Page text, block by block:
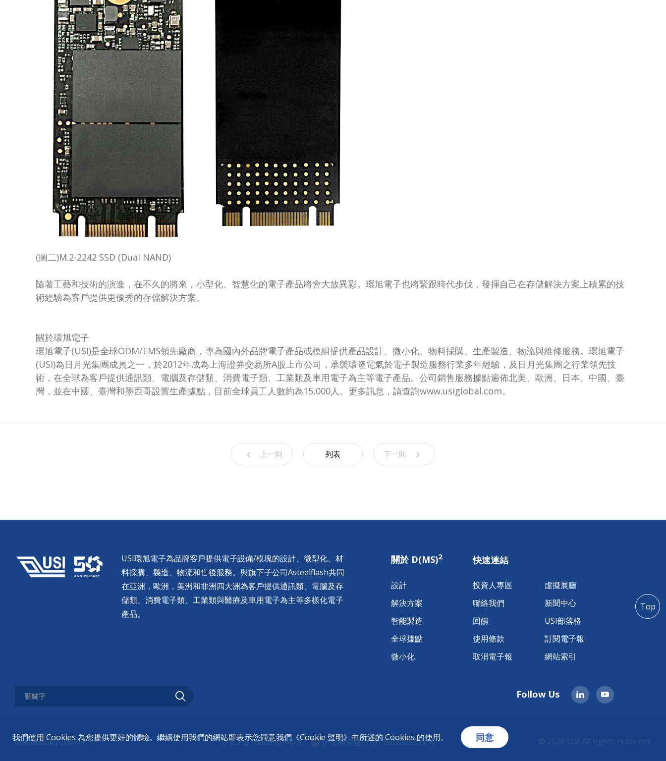
(圖二)M.2-2242 SSD (Dual NAND)
隨著工藝和技術的演進，在不久的將來，小型化、智慧化的電子產品將會大放異彩。環旭電子也將緊跟時代步伐，發揮自己在存儲解決方案上積累的技
術經驗為客戶提供更優秀的存儲解決方案。
關於環旭電子
環旭電子(USI)是全球ODM/EMS領先廠商，專為國內外品牌電子產品或模組提供產品設計、微小化、物料採購、生產製造、物流與維修服務。環旭電子
(USI)為日月光集團成員之一，於2012年成為上海證券交易所A股上市公司，承襲環隆電氣於電子製造服務行業多年經驗，及日月光集團之行業領先技
術，在全球為客戶提供通訊類、電腦及存儲類、消費電子類、工業類及車用電子為主等電子產品。公司銷售服務據點遍佈北美、歐洲、日本、中國、臺
灣，並在中國、臺灣和墨西哥設置生產據點，目前全球員工人數約為15,000人。更多訊息，請查詢www.usiglobal.com。
上一則 列表 下一則
USI環旭電子為品牌客戶提供電子設備/模塊的設計、微型化、材
料採購、製造、物流和售後服務。與旗下子公司Asteelflash共同
在亞洲，歐洲，美洲和非洲四大洲為客戶提供通訊類、電腦及存
儲類、消費電子類、工業類與醫療及車用電子為主等多樣化電子
產品。
關於 D(MS)2
設計
解決方案
智能製造
全球據點
微小化
快速連結
投資人專區
虛擬展廳
聯絡我們
新聞中心
回饋
USI部落格
使用條款
訂閱電子報
取消電子報
網站索引
Follow Us
隱私權政策|Cookie 沪ICP备10009103号-3 沪公网安备 31011502003323 号 © 2026 USI All rights reserved.
Top
我們使用 Cookies 為您提供更好的體驗。繼續使用我們的網站即表示您同意我們《Cookie 聲明》中所述的 Cookies 的使用。 同意